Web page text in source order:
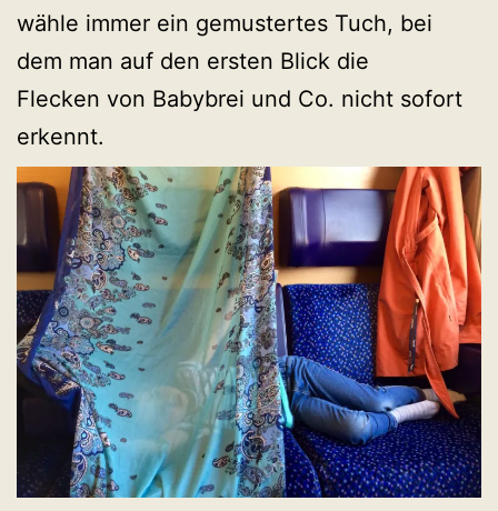
wähle immer ein gemustertes Tuch, bei
dem man auf den ersten Blick die
Flecken von Babybrei und Co. nicht sofort
erkennt.